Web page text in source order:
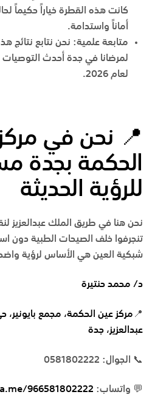
كانت هذه القطرة خياراً حكيماً
أماناً واستدامة.
متابعة علمية: نحن نتابع نتائج
لمرضانا في جدة أحدث التوصيات
لعام 2026.
📍 نحن في
الحكمة بجدة
للرؤية الحديثة
نحن هنا في طريق الملك عبدالعزيز
تنجرفوا خلف الصيحات الطبية دون
شبكية العين هي الأساس لرؤية
د/ محمد حنتيرة
📍 مركز عين الحكمة، مجمع بايونير،
عبدالعزيز، جدة
📞 الجوال: 0581802222
💬 واتساب: 966581802222